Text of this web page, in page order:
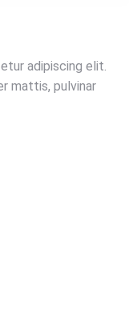
adipiscing elit.
mattis, pulvinar